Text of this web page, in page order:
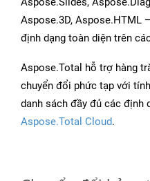
Aspose.3D, Aspose.HTML
định dạng toàn diện trên
Aspose.Total hỗ trợ hàng
chuyển đổi phức tạp với
danh sách đầy đủ các định
Aspose.Total Cloud.